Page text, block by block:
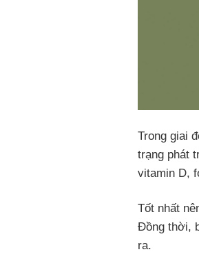
Trong giai
trạng phát
vitamin D,
Tốt nhất
Đồng thời,
ra.